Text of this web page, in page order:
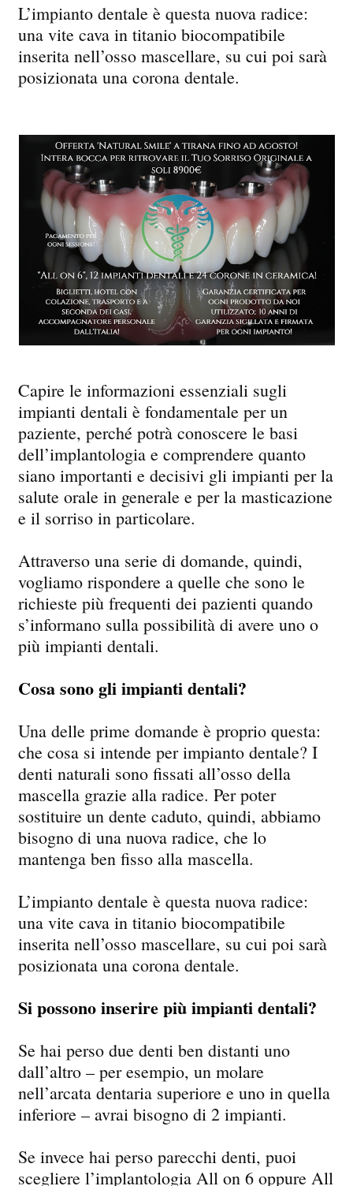
L’impianto dentale è questa nuova radice:
una vite cava in titanio biocompatibile
inserita nell’osso mascellare, su cui poi sarà
posizionata una corona dentale.
Capire le informazioni essenziali sugli
impianti dentali è fondamentale per un
paziente, perché potrà conoscere le basi
dell’implantologia e comprendere quanto
siano importanti e decisivi gli impianti per la
salute orale in generale e per la masticazione
e il sorriso in particolare.
Attraverso una serie di domande, quindi,
vogliamo rispondere a quelle che sono le
richieste più frequenti dei pazienti quando
s’informano sulla possibilità di avere uno o
più impianti dentali.
Cosa sono gli impianti dentali?
Una delle prime domande è proprio questa:
che cosa si intende per impianto dentale? I
denti naturali sono fissati all’osso della
mascella grazie alla radice. Per poter
sostituire un dente caduto, quindi, abbiamo
bisogno di una nuova radice, che lo
mantenga ben fisso alla mascella.
L’impianto dentale è questa nuova radice:
una vite cava in titanio biocompatibile
inserita nell’osso mascellare, su cui poi sarà
posizionata una corona dentale.
Si possono inserire più impianti dentali?
Se hai perso due denti ben distanti uno
dall’altro – per esempio, un molare
nell’arcata dentaria superiore e uno in quella
inferiore – avrai bisogno di 2 impianti.
Se invece hai perso parecchi denti, puoi
scegliere l’implantologia All on 6 oppure All